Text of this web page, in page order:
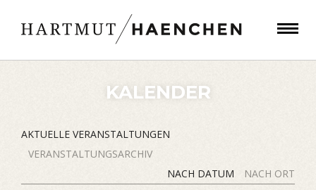
KALENDER
AKTUELLE VERANSTALTUNGEN
VERANSTALTUNGSARCHIV
NACH DATUM
NACH ORT